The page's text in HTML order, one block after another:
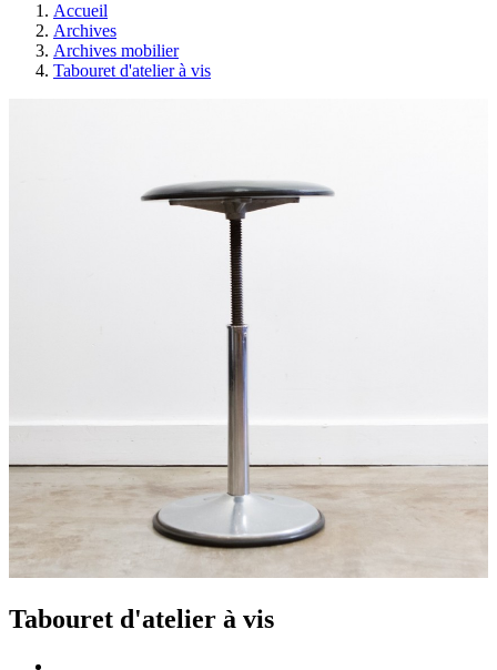
Accueil
Archives
Archives mobilier
Tabouret d'atelier à vis
Tabouret d'atelier à vis